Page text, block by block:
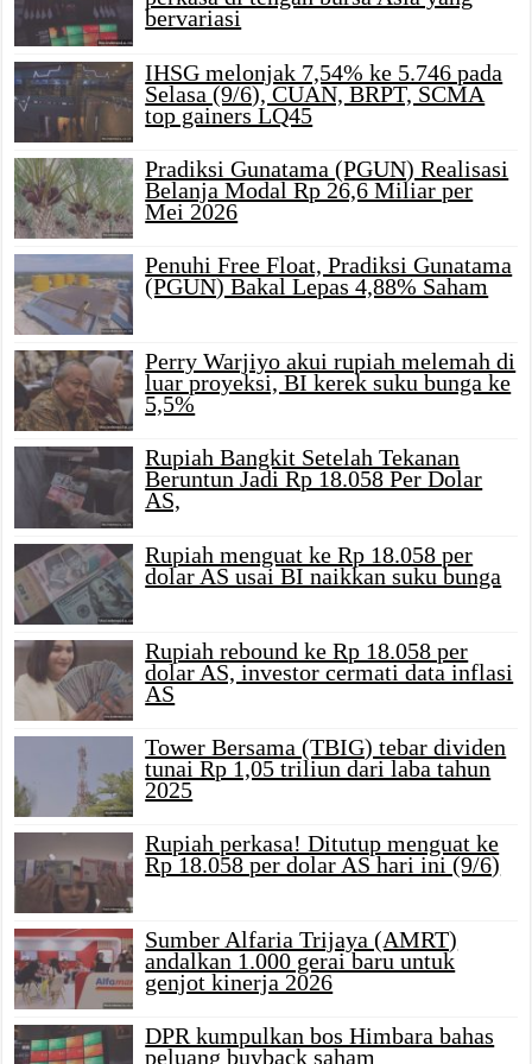
bervariasi
IHSG melonjak 7,54% ke 5.746 pada
Selasa (9/6), CUAN, BRPT, SCMA
top gainers LQ45
Pradiksi Gunatama (PGUN) Realisasi
Belanja Modal Rp 26,6 Miliar per
Mei 2026
Penuhi Free Float, Pradiksi Gunatama
(PGUN) Bakal Lepas 4,88% Saham
Perry Warjiyo akui rupiah melemah di
luar proyeksi, BI kerek suku bunga ke
5,5%
Rupiah Bangkit Setelah Tekanan
Beruntun Jadi Rp 18.058 Per Dolar
AS,
Rupiah menguat ke Rp 18.058 per
dolar AS usai BI naikkan suku bunga
Rupiah rebound ke Rp 18.058 per
dolar AS, investor cermati data inflasi
AS
Tower Bersama (TBIG) tebar dividen
tunai Rp 1,05 triliun dari laba tahun
2025
Rupiah perkasa! Ditutup menguat ke
Rp 18.058 per dolar AS hari ini (9/6)
Sumber Alfaria Trijaya (AMRT)
andalkan 1.000 gerai baru untuk
genjot kinerja 2026
DPR kumpulkan bos Himbara bahas
peluang buyback saham